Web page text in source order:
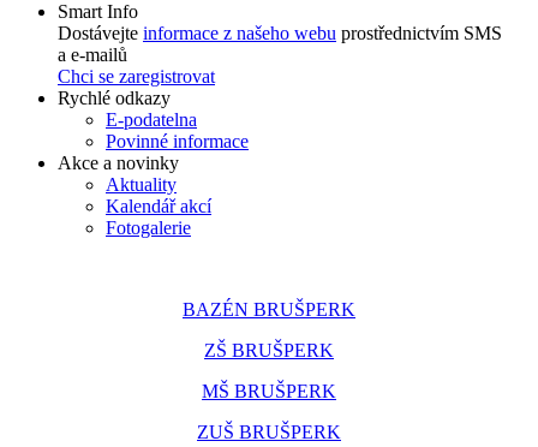
Smart Info
Dostávejte informace z našeho webu prostřednictvím SMS
a e-mailů
Chci se zaregistrovat
Rychlé odkazy
E-podatelna
Povinné informace
Akce a novinky
Aktuality
Kalendář akcí
Fotogalerie
BAZÉN BRUŠPERK
ZŠ BRUŠPERK
MŠ BRUŠPERK
ZUŠ BRUŠPERK